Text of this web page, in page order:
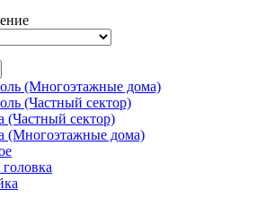
(Многоэтажные дома)
(Частный сектор)
(Частный сектор)
(Многоэтажные дома)